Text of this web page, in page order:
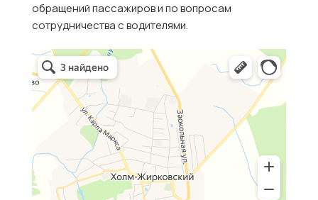
обращений пассажиров и по вопросам
сотрудничества с водителями.